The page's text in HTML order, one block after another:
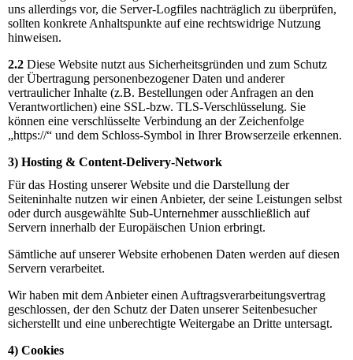
uns allerdings vor, die Server-Logfiles nachträglich zu überprüfen,
sollten konkrete Anhaltspunkte auf eine rechtswidrige Nutzung
hinweisen.
2.2 Diese Website nutzt aus Sicherheitsgründen und zum Schutz
der Übertragung personenbezogener Daten und anderer
vertraulicher Inhalte (z.B. Bestellungen oder Anfragen an den
Verantwortlichen) eine SSL-bzw. TLS-Verschlüsselung. Sie
können eine verschlüsselte Verbindung an der Zeichenfolge
„https://“ und dem Schloss-Symbol in Ihrer Browserzeile erkennen.
3) Hosting & Content-Delivery-Network
Für das Hosting unserer Website und die Darstellung der
Seiteninhalte nutzen wir einen Anbieter, der seine Leistungen selbst
oder durch ausgewählte Sub-Unternehmer ausschließlich auf
Servern innerhalb der Europäischen Union erbringt.
Sämtliche auf unserer Website erhobenen Daten werden auf diesen
Servern verarbeitet.
Wir haben mit dem Anbieter einen Auftragsverarbeitungsvertrag
geschlossen, der den Schutz der Daten unserer Seitenbesucher
sicherstellt und eine unberechtigte Weitergabe an Dritte untersagt.
4) Cookies